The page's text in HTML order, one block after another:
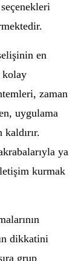
en
kolay
zaman
uygulama
kaldırır.
ya
kurmak
dikkatini
grup